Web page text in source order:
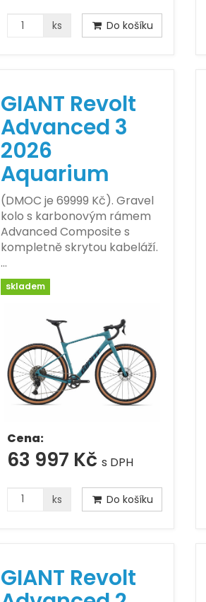
ks Do košíku
GIANT Revolt
Advanced 3
2026
Aquarium
(DMOC je 69999 Kč). Gravel
kolo s karbonovým rámem
Advanced Composite s
kompletně skrytou kabeláží.
…
skladem
Cena:
63 997 Kč s DPH
ks Do košíku
GIANT Revolt